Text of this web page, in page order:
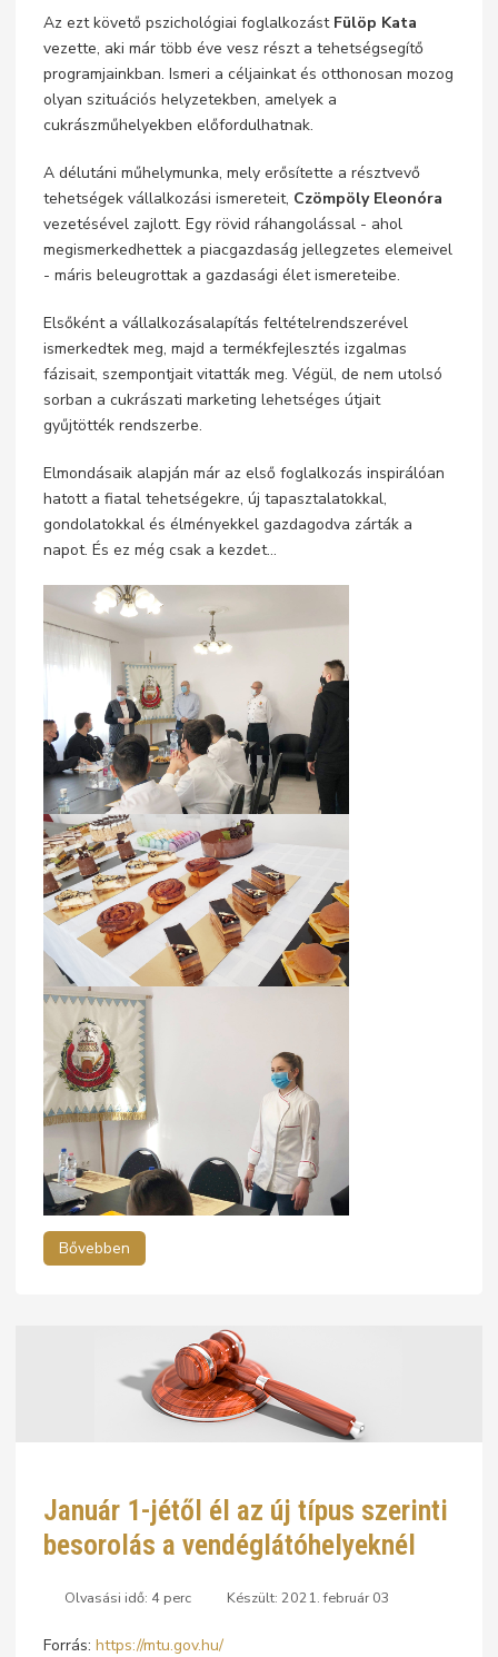
Az ezt követő pszichológiai foglalkozást Fülöp Kata
vezette, aki már több éve vesz részt a tehetségsegítő
programjainkban. Ismeri a céljainkat és otthonosan mozog
olyan szituációs helyzetekben, amelyek a
cukrászműhelyekben előfordulhatnak.
A délutáni műhelymunka, mely erősítette a résztvevő
tehetségek vállalkozási ismereteit, Czömpöly Eleonóra
vezetésével zajlott. Egy rövid ráhangolással - ahol
megismerkedhettek a piacgazdaság jellegzetes elemeivel
- máris beleugrottak a gazdasági élet ismereteibe.
Elsőként a vállalkozásalapítás feltételrendszerével
ismerkedtek meg, majd a termékfejlesztés izgalmas
fázisait, szempontjait vitatták meg. Végül, de nem utolsó
sorban a cukrászati marketing lehetséges útjait
gyűjtötték rendszerbe.
Elmondásaik alapján már az első foglalkozás inspirálóan
hatott a fiatal tehetségekre, új tapasztalatokkal,
gondolatokkal és élményekkel gazdagodva zárták a
napot. És ez még csak a kezdet…
Bővebben
Január 1-jétől él az új típus szerinti
besorolás a vendéglátóhelyeknél
Olvasási idő: 4 perc Készült: 2021. február 03
Forrás:https://mtu.gov.hu/